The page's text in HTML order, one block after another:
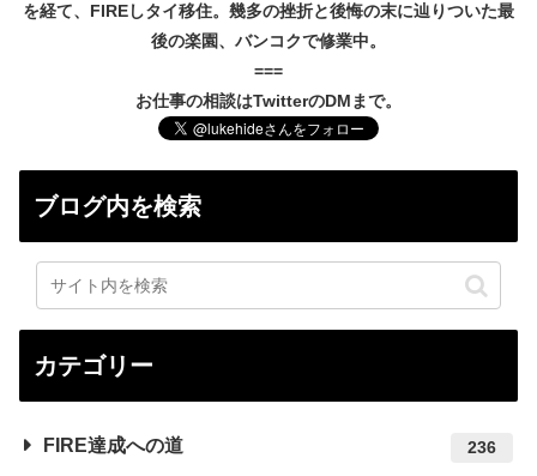
を経て、FIREしタイ移住。幾多の挫折と後悔の末に辿りついた最
後の楽園、バンコクで修業中。
===
お仕事の相談はTwitterのDMまで。
ブログ内を検索
カテゴリー
FIRE達成への道 236